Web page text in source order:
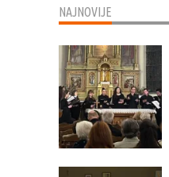
NAJNOVIJE